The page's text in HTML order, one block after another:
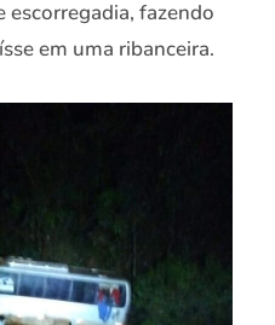
fazendo
em uma ribanceira.